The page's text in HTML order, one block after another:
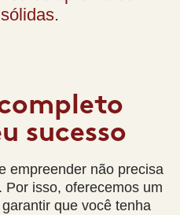
sucesso
empreender não precisa
isso, oferecemos um
que você tenha